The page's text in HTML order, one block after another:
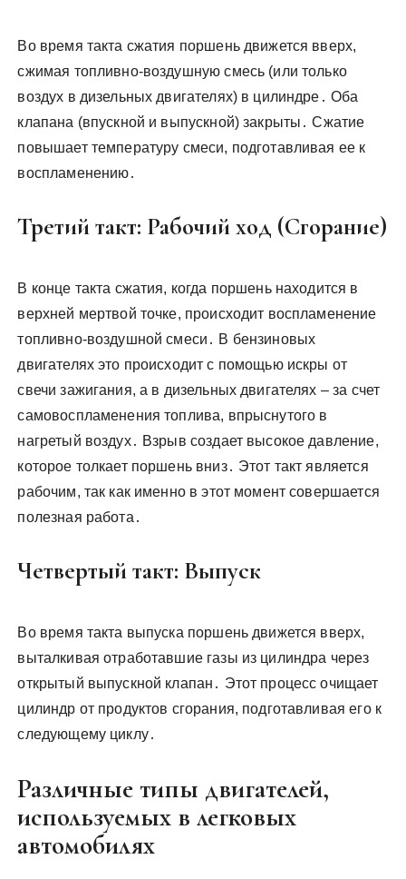
Во время такта сжатия поршень движется вверх,
сжимая топливно-воздушную смесь (или только
воздух в дизельных двигателях) в цилиндре․ Оба
клапана (впускной и выпускной) закрыты․ Сжатие
повышает температуру смеси, подготавливая ее к
воспламенению․
Третий такт: Рабочий ход (Сгорание)
В конце такта сжатия, когда поршень находится в
верхней мертвой точке, происходит воспламенение
топливно-воздушной смеси․ В бензиновых
двигателях это происходит с помощью искры от
свечи зажигания, а в дизельных двигателях – за счет
самовоспламенения топлива, впрыснутого в
нагретый воздух․ Взрыв создает высокое давление,
которое толкает поршень вниз․ Этот такт является
рабочим, так как именно в этот момент совершается
полезная работа․
Четвертый такт: Выпуск
Во время такта выпуска поршень движется вверх,
выталкивая отработавшие газы из цилиндра через
открытый выпускной клапан․ Этот процесс очищает
цилиндр от продуктов сгорания, подготавливая его к
следующему циклу․
Различные типы двигателей,
используемых в легковых
автомобилях